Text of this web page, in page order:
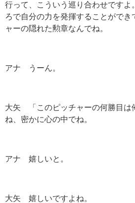
行って、こういう巡り合わせですよ
ろで自分の力を発揮することができ
ャーの隠れた勲章なんでね。
アナ うーん。
大矢 「このピッチャーの何勝目は
ね、密かに心の中でね。
アナ 嬉しいと。
大矢 嬉しいですよね。